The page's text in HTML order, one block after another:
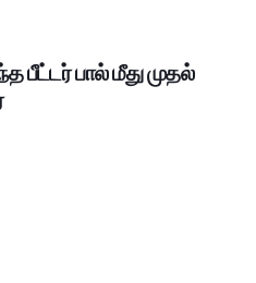
பால் மீது முதல்